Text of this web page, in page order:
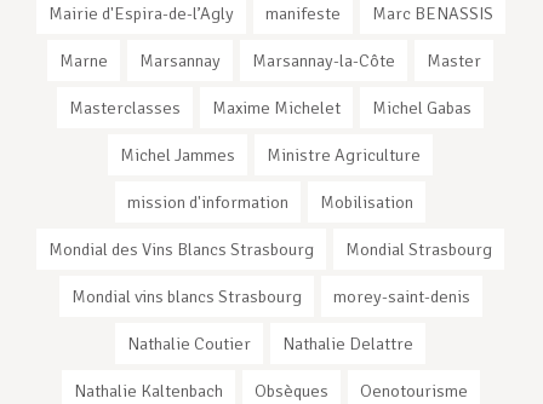
Mairie d'Espira-de-l’Agly manifeste Marc BENASSIS
Marne Marsannay Marsannay-la-Côte Master
Masterclasses Maxime Michelet Michel Gabas
Michel Jammes Ministre Agriculture
mission d'information Mobilisation
Mondial des Vins Blancs Strasbourg Mondial Strasbourg
Mondial vins blancs Strasbourg morey-saint-denis
Nathalie Coutier Nathalie Delattre
Nathalie Kaltenbach Obsèques Oenotourisme